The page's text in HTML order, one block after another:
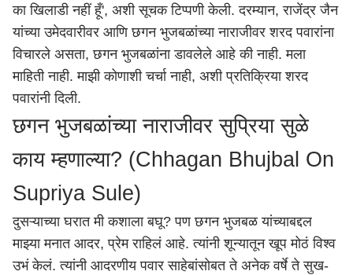
का खिलाडी नहीं हूँ', अशी सूचक टिप्पणी केली. दरम्यान, राजेंद्र जैन
यांच्या उमेदवारीवर आणि छगन भुजबळांच्या नाराजीवर शरद पवारांना
विचारले असता, छगन भुजबळांना डावलेले आहे की नाही. मला
माहिती नाही. माझी कोणाशी चर्चा नाही, अशी प्रतिक्रिया शरद
पवारांनी दिली.
छगन भुजबळांच्या नाराजीवर सुप्रिया सुळे
काय म्हणाल्या? (Chhagan Bhujbal On
Supriya Sule)
दुसऱ्याच्या घरात मी कशाला बघू? पण छगन भुजबळ यांच्याबद्दल
माझ्या मनात आदर, प्रेम राहिलं आहे. त्यांनी शून्यातून खूप मोठं विश्व
उभं केलं. त्यांनी आदरणीय पवार साहेबांसोबत ते अनेक वर्षे ते सुख-